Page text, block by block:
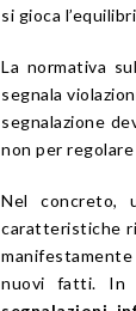
si gioca
La normativa
segnala
segnalazione
non per
Nel concreto,
caratteristiche
nuovi fatti. In